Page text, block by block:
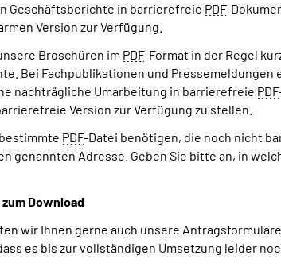
Geschäftsberichte in barrierefreie PDF-
Version zur Verfügung.
Broschüren im PDF-Format in der Regel
Bei Fachpublikationen und
nachträgliche Umarbeitung in barrierefreie PDF
Version zur Verfügung zu stellen.
PDF-Datei benötigen, die noch nicht
genannten Adresse. Geben Sie bitte an, in
Download
wir Ihnen gerne auch unsere
es bis zur vollständigen Umsetzung leider